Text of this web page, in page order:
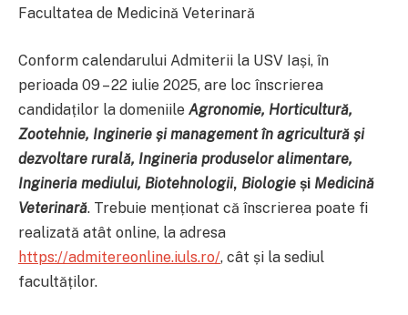
Facultatea de Medicină Veterinară
Conform calendarului Admiterii la USV Iași, în
perioada 09 – 22 iulie 2025, are loc înscrierea
candidaților la domeniile Agronomie, Horticultură,
Zootehnie, Inginerie și management în agricultură și
dezvoltare rurală, Ingineria produselor alimentare,
Ingineria mediului, Biotehnologii, Biologie și Medicină
Veterinară. Trebuie menționat că înscrierea poate fi
realizată atât online, la adresa
https://admitereonline.iuls.ro/, cât și la sediul
facultăților.